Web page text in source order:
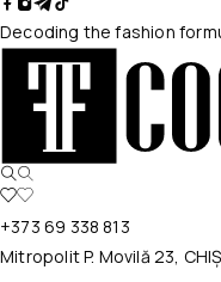
Decoding the fashion
+373 69 338 813
Mitropolit P. Movilă 23,